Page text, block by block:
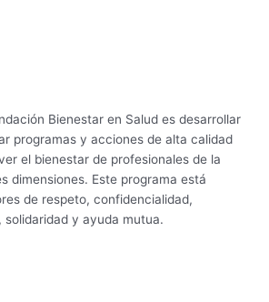
Bienestar en Salud es desarrollar
programas y acciones de alta calidad
el bienestar de profesionales de la
dimensiones. Este programa está
de respeto, confidencialidad,
solidaridad y ayuda mutua.